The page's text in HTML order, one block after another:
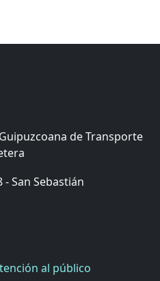
de Transporte
- San Sebastián
al público